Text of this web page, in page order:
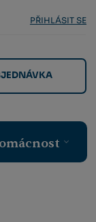
PŘIHLÁSIT SE